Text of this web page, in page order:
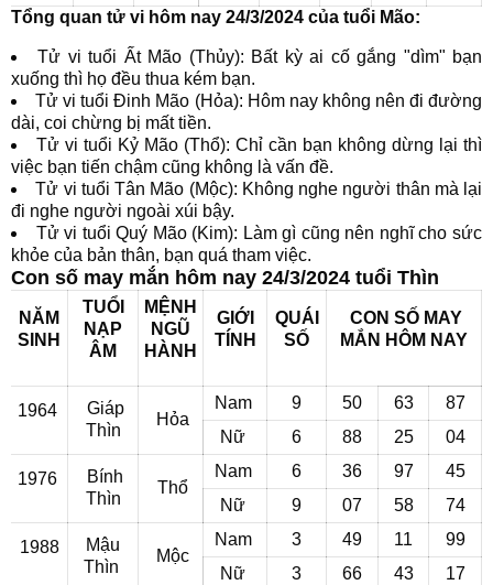
Tổng quan tử vi hôm nay 24/3/2024 của tuổi Mão:
Tử vi tuổi Ất Mão (Thủy): Bất kỳ ai cố gắng "dìm" bạn
xuống thì họ đều thua kém bạn.
Tử vi tuổi Đinh Mão (Hỏa): Hôm nay không nên đi đường
dài, coi chừng bị mất tiền.
Tử vi tuổi Kỷ Mão (Thổ): Chỉ cần bạn không dừng lại thì
việc bạn tiến chậm cũng không là vấn đề.
Tử vi tuổi Tân Mão (Mộc): Không nghe người thân mà lại
đi nghe người ngoài xúi bậy.
Tử vi tuổi Quý Mão (Kim): Làm gì cũng nên nghĩ cho sức
khỏe của bản thân, bạn quá tham việc.
Con số may mắn hôm nay 24/3/2024 tuổi Thìn
NĂM
SINH
TUỔI
NẠP
ÂM
MỆNH
NGŨ
HÀNH
GIỚI
TÍNH
QUÁI
SỐ
CON SỐ MAY
MẮN HÔM NAY
1964
Giáp
Thìn
Hỏa
Nam 9 50 63
87
Nữ
6 88 25 04
1976
Bính
Thìn
Thổ
Nam 6 36 97
45
Nữ
9 07 58 74
1988
Mậu
Thìn
Mộc
Nam 3 49 11
99
Nữ
3 66 43 17